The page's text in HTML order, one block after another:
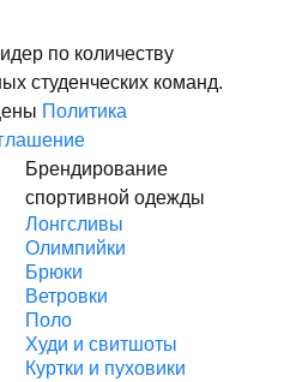
по количеству
студенческих команд.
Политика
Брендирование
спортивной одежды
Лонгсливы
Олимпийки
Брюки
Ветровки
Поло
Худи и свитшоты
Куртки и пуховики